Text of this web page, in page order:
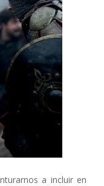
a incluir en